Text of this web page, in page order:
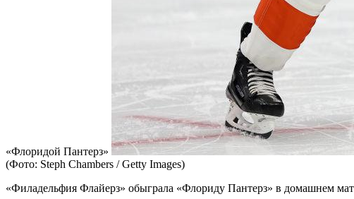
«Флоридой Пантерз»
(Фото: Steph Chambers / Getty Images)
«Филадельфия Флайерз» обыграла «Флориду Пантерз» в домашнем